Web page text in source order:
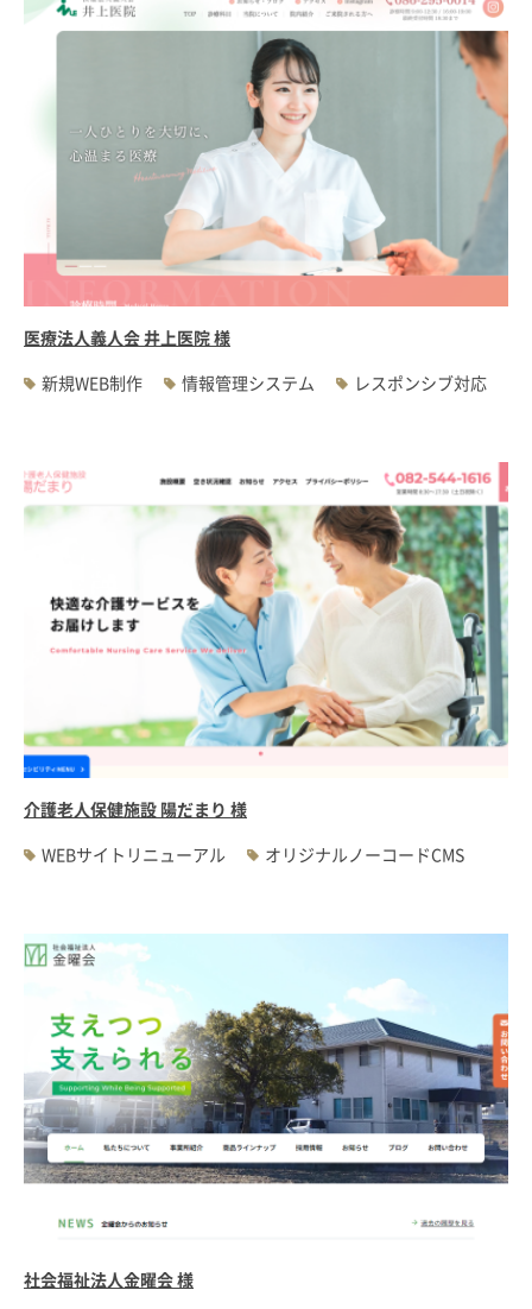
医療法人義人会 井上医院 様
新規WEB制作
情報管理システム レスポンシブ対応
介護老人保健施設 陽だまり 様
WEBサイトリニューアル
オリジナルノーコードCMS
社会福祉法人金曜会 様